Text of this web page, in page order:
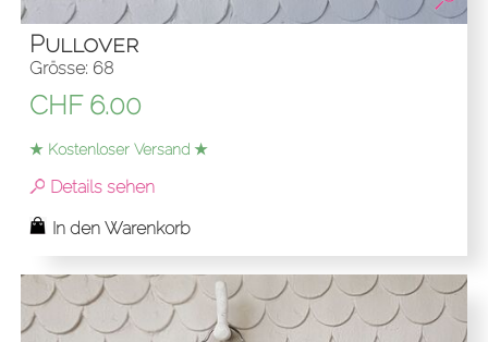
Pullover
Grösse: 68
CHF6.00
★ Kostenloser Versand ★
Details sehen